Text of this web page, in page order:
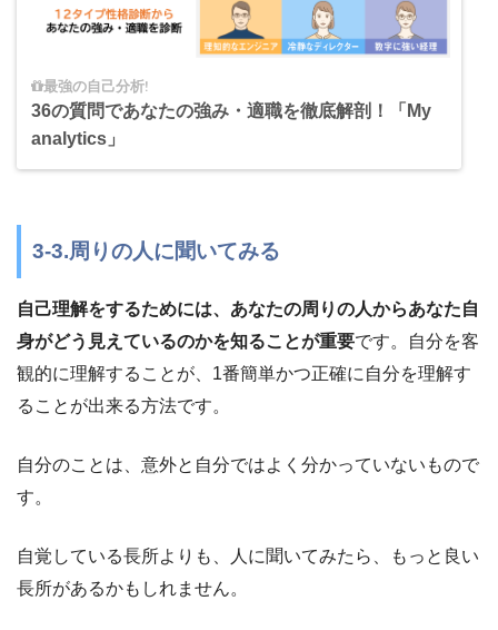
最強の自己分析!
36の質問であなたの強み・適職を徹底解剖！「My
analytics」
3-3.周りの人に聞いてみる
自己理解をするためには、あなたの周りの人からあなた自
身がどう見えているのかを知ることが重要です。自分を客
観的に理解することが、1番簡単かつ正確に自分を理解す
ることが出来る方法です。
自分のことは、意外と自分ではよく分かっていないもので
す。
自覚している長所よりも、人に聞いてみたら、もっと良い
長所があるかもしれません。